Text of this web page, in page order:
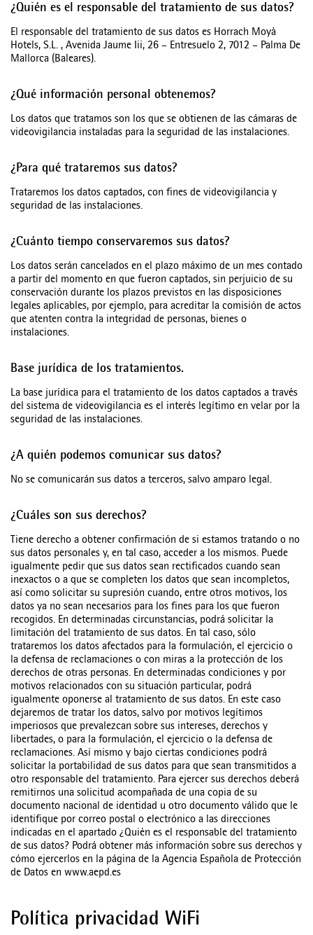
¿Quién es el responsable del tratamiento de sus datos?
El responsable del tratamiento de sus datos es Horrach Moyà
Hotels, S.L. , Avenida Jaume Iii, 26 – Entresuelo 2, 7012 – Palma De
Mallorca (Baleares).
¿Qué información personal obtenemos?
Los datos que tratamos son los que se obtienen de las cámaras de
videovigilancia instaladas para la seguridad de las instalaciones.
¿Para qué trataremos sus datos?
Trataremos los datos captados, con fines de videovigilancia y
seguridad de las instalaciones.
¿Cuánto tiempo conservaremos sus datos?
Los datos serán cancelados en el plazo máximo de un mes contado
a partir del momento en que fueron captados, sin perjuicio de su
conservación durante los plazos previstos en las disposiciones
legales aplicables, por ejemplo, para acreditar la comisión de actos
que atenten contra la integridad de personas, bienes o
instalaciones.
Base jurídica de los tratamientos.
La base jurídica para el tratamiento de los datos captados a través
del sistema de videovigilancia es el interés legítimo en velar por la
seguridad de las instalaciones.
¿A quién podemos comunicar sus datos?
No se comunicarán sus datos a terceros, salvo amparo legal.
¿Cuáles son sus derechos?
Tiene derecho a obtener confirmación de si estamos tratando o no
sus datos personales y, en tal caso, acceder a los mismos. Puede
igualmente pedir que sus datos sean rectificados cuando sean
inexactos o a que se completen los datos que sean incompletos,
así como solicitar su supresión cuando, entre otros motivos, los
datos ya no sean necesarios para los fines para los que fueron
recogidos. En determinadas circunstancias, podrá solicitar la
limitación del tratamiento de sus datos. En tal caso, sólo
trataremos los datos afectados para la formulación, el ejercicio o
la defensa de reclamaciones o con miras a la protección de los
derechos de otras personas. En determinadas condiciones y por
motivos relacionados con su situación particular, podrá
igualmente oponerse al tratamiento de sus datos. En este caso
dejaremos de tratar los datos, salvo por motivos legítimos
imperiosos que prevalezcan sobre sus intereses, derechos y
libertades, o para la formulación, el ejercicio o la defensa de
reclamaciones. Así mismo y bajo ciertas condiciones podrá
solicitar la portabilidad de sus datos para que sean transmitidos a
otro responsable del tratamiento. Para ejercer sus derechos deberá
remitirnos una solicitud acompañada de una copia de su
documento nacional de identidad u otro documento válido que le
identifique por correo postal o electrónico a las direcciones
indicadas en el apartado ¿Quién es el responsable del tratamiento
de sus datos? Podrá obtener más información sobre sus derechos y
cómo ejercerlos en la página de la Agencia Española de Protección
de Datos en www.aepd.es
Política privacidad WiFi